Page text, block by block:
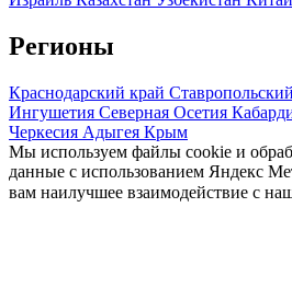
Регионы
Краснодарский край
Ингушетия Северная Осетия
Черкесия Адыгея Крым
Мы используем файлы cookie и
данные с использованием Яндекс
вам наилучшее взаимодействие с